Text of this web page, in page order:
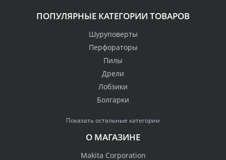
ПОПУЛЯРНЫЕ КАТЕГОРИИ ТОВАРОВ
Шуруповерты
Перфораторы
Пилы
Дрели
Лобзики
Болгарки
Показать остальные категории
О МАГАЗИНЕ
Makita Corporation